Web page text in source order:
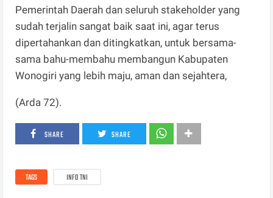
Pemerintah Daerah dan seluruh stakeholder yang
sudah terjalin sangat baik saat ini, agar terus
dipertahankan dan ditingkatkan, untuk bersama-
sama bahu-membahu membangun Kabupaten
Wonogiri yang lebih maju, aman dan sejahtera,
(Arda 72).
SHARE SHARE
TAGS INFO TNI